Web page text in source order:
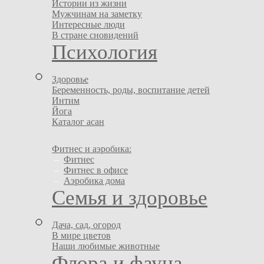
Истории из жизни
Мужчинам на заметку
Интересные люди
В стране сновидений
Психология
Здоровье
Беременность, роды, воспитание детей
Интим
Йога
Каталог асан
Фитнес и аэробика:
Фитнес
Фитнес в офисе
Аэробика дома
Семья и здоровье
Дача, сад, огород
В мире цветов
Наши любимые животные